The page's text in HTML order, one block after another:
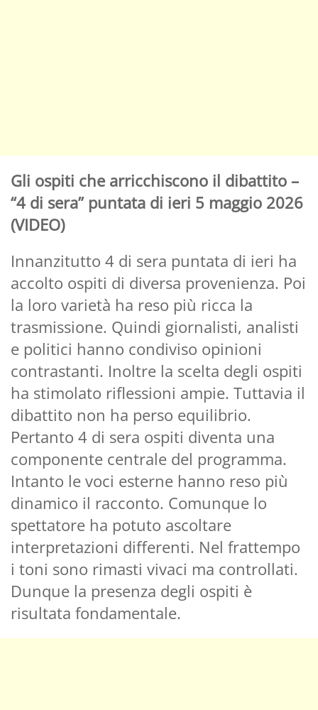
Gli ospiti che arricchiscono il dibattito –
“4 di sera” puntata di ieri 5 maggio 2026
(VIDEO)
Innanzitutto 4 di sera puntata di ieri ha
accolto ospiti di diversa provenienza. Poi
la loro varietà ha reso più ricca la
trasmissione. Quindi giornalisti, analisti
e politici hanno condiviso opinioni
contrastanti. Inoltre la scelta degli ospiti
ha stimolato riflessioni ampie. Tuttavia il
dibattito non ha perso equilibrio.
Pertanto 4 di sera ospiti diventa una
componente centrale del programma.
Intanto le voci esterne hanno reso più
dinamico il racconto. Comunque lo
spettatore ha potuto ascoltare
interpretazioni differenti. Nel frattempo
i toni sono rimasti vivaci ma controllati.
Dunque la presenza degli ospiti è
risultata fondamentale.